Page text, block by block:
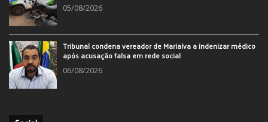
05/08/2026
Tribunal condena vereador de Marialva a indenizar médico
após acusação falsa em rede social
06/08/2026